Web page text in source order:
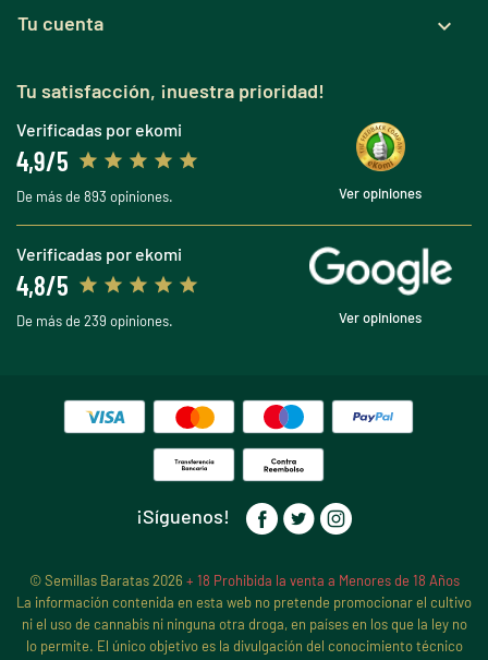
Tu cuenta 
Tu satisfacción, ¡nuestra prioridad!
Verificadas por ekomi
4,9/5
De más de 893 opiniones. Ver opiniones
Verificadas por ekomi
4,8/5
De más de 239 opiniones. Ver opiniones
¡Síguenos!
© Semillas Baratas 2026 + 18 Prohibida la venta a Menores de 18 Años
La información contenida en esta web no pretende promocionar el cultivo
ni el uso de cannabis ni ninguna otra droga, en países en los que la ley no
lo permite. El único objetivo es la divulgación del conocimiento técnico